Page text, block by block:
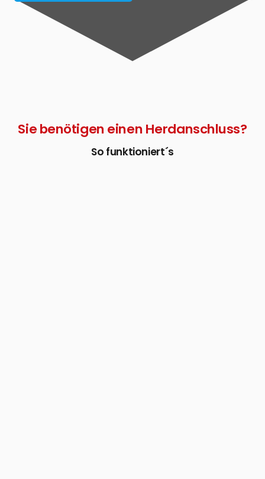
Sie benötigen einen Herdanschluss?
So funktioniert´s